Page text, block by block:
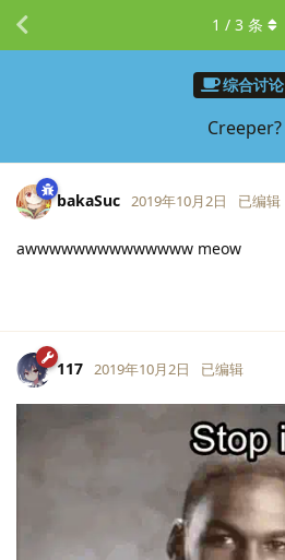
综合讨论
Creeper?
1 / 3 条
bakaSuc 2019年10月2日 已编辑
awwwwwwwwwwwwww meow
117 2019年10月2日 已编辑